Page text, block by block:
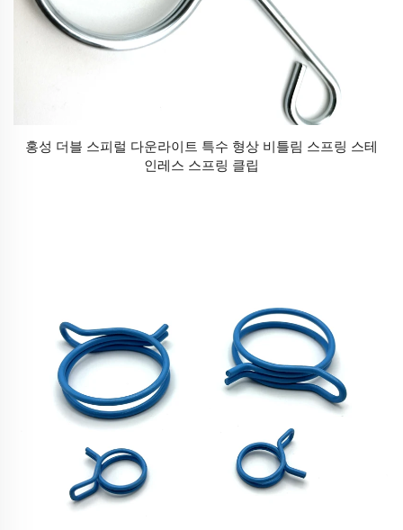
홍성 더블 스피럴 다운라이트 특수 형상 비틀림 스프링 스테
인레스 스프링 클립